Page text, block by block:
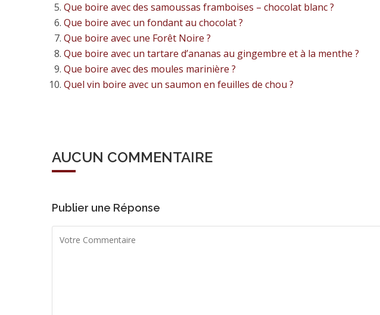
Que boire avec des samoussas framboises – chocolat blanc ?
Que boire avec un fondant au chocolat ?
Que boire avec une Forêt Noire ?
Que boire avec un tartare d’ananas au gingembre et à la menthe ?
Que boire avec des moules marinière ?
Quel vin boire avec un saumon en feuilles de chou ?
AUCUN COMMENTAIRE
Publier une Réponse